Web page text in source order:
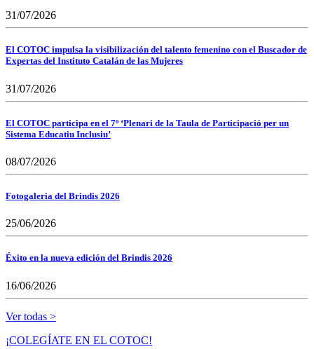
31/07/2026
El COTOC impulsa la visibilización del talento femenino con el Buscador de
Expertas del Instituto Catalán de las Mujeres
31/07/2026
El COTOC participa en el 7º ‘Plenari de la Taula de Participació per un
Sistema Educatiu Inclusiu’
08/07/2026
Fotogaleria del Brindis 2026
25/06/2026
Éxito en la nueva edición del Brindis 2026
16/06/2026
Ver todas >
¡COLEGÍATE EN EL COTOC!